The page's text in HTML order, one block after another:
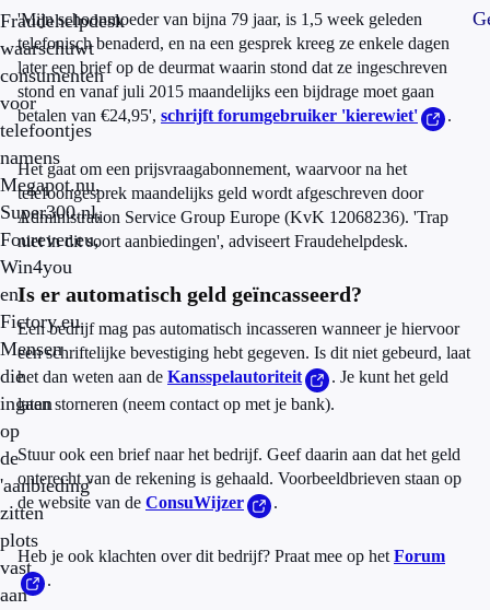
Fraudehelpdesk
waarschuwt
consumenten
voor
telefoontjes
namens
Megapot.nu,
Super300.nl,
Fourever.eu,
Win4you
en
Fictory.eu.
Mensen
die
ingaan
op
de
'aanbieding'
zitten
plots
vast
aan
'Mijn schoonmoeder van bijna 79 jaar, is 1,5 week geleden
telefonisch benaderd, en na een gesprek kreeg ze enkele dagen
later een brief op de deurmat waarin stond dat ze ingeschreven
stond en vanaf juli 2015 maandelijks een bijdrage moet gaan
betalen van €24,95', schrijft forumgebruiker 'kierewiet' .
Het gaat om een prijsvraagabonnement, waarvoor na het
telefoongesprek maandelijks geld wordt afgeschreven door
Administration Service Group Europe (KvK 12068236). 'Trap
niet in dit soort aanbiedingen', adviseert Fraudehelpdesk.
Is er automatisch geld geïncasseerd?
Een bedrijf mag pas automatisch incasseren wanneer je hiervoor
een schriftelijke bevestiging hebt gegeven. Is dit niet gebeurd, laat
het dan weten aan de Kansspelautoriteit
. Je kunt het geld
laten storneren (neem contact op met je bank).
Stuur ook een brief naar het bedrijf. Geef daarin aan dat het geld
onterecht van de rekening is gehaald. Voorbeeldbrieven staan op
de website van de ConsuWijzer .
Heb je ook klachten over dit bedrijf? Praat mee op het Forum
.